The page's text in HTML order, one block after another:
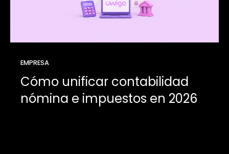
EMPRESA
Cómo unificar contabilidad
nómina e impuestos en 2026